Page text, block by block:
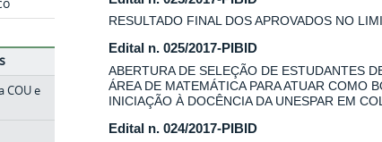
COU e
RESULTADO FINAL DOS APROVADOS NO
Edital n. 025/2017-PIBID
ABERTURA DE SELEÇÃO DE ESTUDANTES
ÁREA DE MATEMÁTICA PARA ATUAR COMO
INICIAÇÃO À DOCÊNCIA DA UNESPAR EM
Edital n. 024/2017-PIBID